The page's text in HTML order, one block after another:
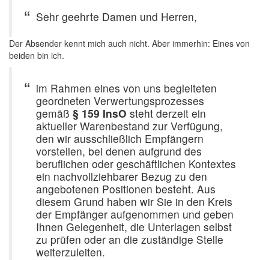
Sehr geehrte Damen und Herren,
Der Absender kennt mich auch nicht. Aber immerhin: Eines von
beiden bin ich.
im Rahmen eines von uns begleiteten
geordneten Verwertungsprozesses
gemäß § 159 InsO steht derzeit ein
aktueller Warenbestand zur Verfügung,
den wir ausschließlich Empfängern
vorstellen, bei denen aufgrund des
beruflichen oder geschäftlichen Kontextes
ein nachvollziehbarer Bezug zu den
angebotenen Positionen besteht. Aus
diesem Grund haben wir Sie in den Kreis
der Empfänger aufgenommen und geben
Ihnen Gelegenheit, die Unterlagen selbst
zu prüfen oder an die zuständige Stelle
weiterzuleiten.